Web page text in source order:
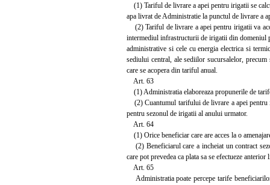
(1) Tariful de livrare a apei pentru irigatii se
apa livrat de Administratie la punctul de livrare a
(2) Tariful de livrare a apei pentru irigatii va
intermediul infrastructurii de irigatii din domeniul
administrative si cele cu energia electrica si
sediului central, ale sediilor sucursalelor,
care se acopera din tariful anual.
Art. 63
(1) Administratia elaboreaza propunerile de
(2) Cuantumul tarifului de livrare a apei pentru
pentru sezonul de irigatii al anului urmator.
Art. 64
(1) Orice beneficiar care are acces la o
(2) Beneficiarul care a incheiat un contract
care pot prevedea ca plata sa se efectueze
Art. 65
Administratia poate percepe tarife